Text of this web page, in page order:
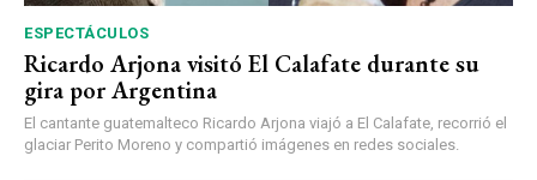
ESPECTÁCULOS
Ricardo Arjona visitó El Calafate durante su
gira por Argentina
El cantante guatemalteco Ricardo Arjona viajó a El Calafate, recorrió el
glaciar Perito Moreno y compartió imágenes en redes sociales.